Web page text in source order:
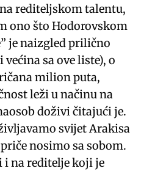
rediteljskom talentu,
ono što Hodorovskom
je naizgled prilično
sa ove liste), o
milion puta,
leži u načinu na
doživi čitajući je.
svijet Arakisa
nosimo sa sobom.
na reditelje koji je